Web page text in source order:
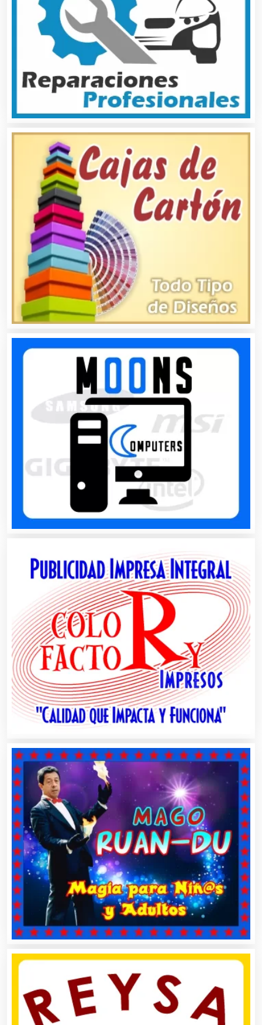
Análisis de Aguas
Animadores de Eventos
Aparatos y Equipos Eléctricos
Arquitectos
Artes Gráficas
Artesanías
Artículos de Oficina
Artículos de Piel
Artículos Deportivos
Artículos Importados
Artículos para el Hogar
Artículos para Regalos
Artículos Publicitarios
Aseguradoras
Asesores Técnicos
Asesoría Fiscal
Asilos
Asociaciones Civiles
Asociaciones Empresariales
Audio, Sonido e Iluminación
Audios para Eventos
Autobuses